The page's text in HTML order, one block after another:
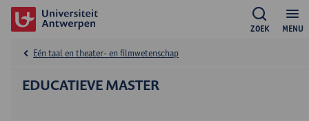
MENU
ZOEK
EDUCATIEVE MASTER
Eén taal en theater- en filmwetenschap